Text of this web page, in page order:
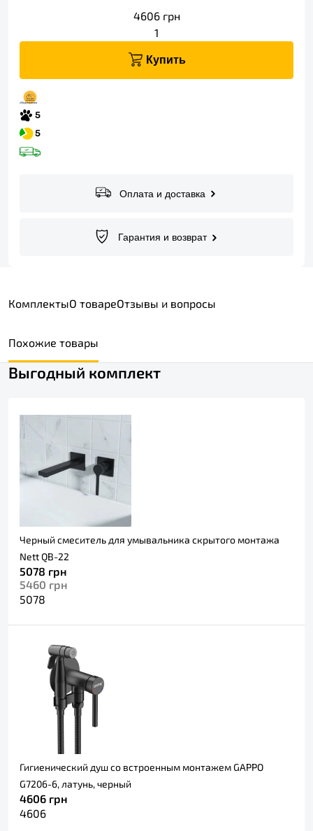
4606 грн
1
Купить
Оплата и доставка
Гарантия и возврат
КомплектыО товареОтзывы и вопросы
Похожие товары
Выгодный комплект
Черный смеситель для умывальника скрытого монтажа
Nett QB-22
5078 грн
5460 грн
5078
Гигиенический душ со встроенным монтажем GAPPO
G7206-6, латунь, черный
4606 грн
4606